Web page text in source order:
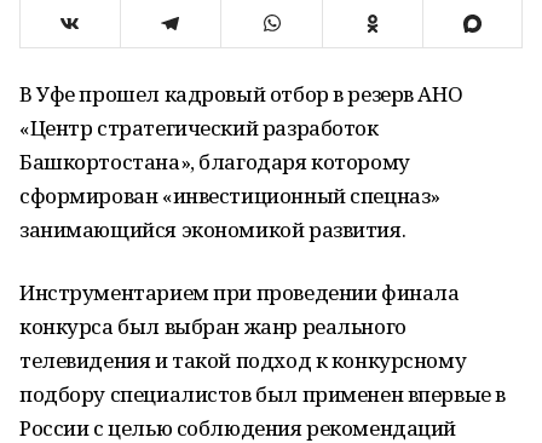
В Уфе прошел кадровый отбор в резерв АНО
«Центр стратегический разработок
Башкортостана», благодаря которому
сформирован «инвестиционный спецназ»
занимающийся экономикой развития.
Инструментарием при проведении финала
конкурса был выбран жанр реального
телевидения и такой подход к конкурсному
подбору специалистов был применен впервые в
России с целью соблюдения рекомендаций